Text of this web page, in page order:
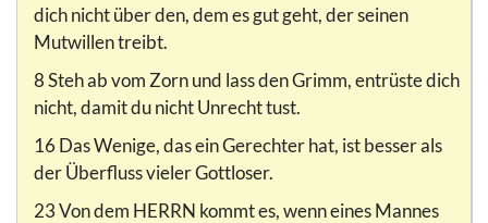
dich nicht über den, dem es gut geht, der seinen
Mutwillen treibt.
8 Steh ab vom Zorn und lass den Grimm, entrüste dich
nicht, damit du nicht Unrecht tust.
16 Das Wenige, das ein Gerechter hat, ist besser als
der Überfluss vieler Gottloser.
23 Von dem HERRN kommt es, wenn eines Mannes